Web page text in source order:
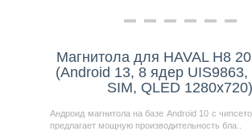
Магнитола для HAVAL H8
(Android 13, 8 ядер UIS9863,
SIM, QLED 1280x720)
Андроид магнитола на базе Android 10 с
предлагает мощную производительность бла..